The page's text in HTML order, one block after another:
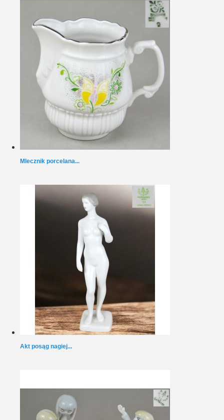
Mlecznik porcelana...
Akt posąg nagiej...